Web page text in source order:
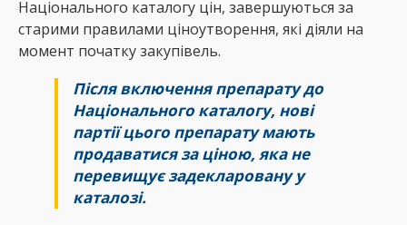
Національного каталогу цін, завершуються за
старими правилами ціноутворення, які діяли на
момент початку закупівель.
Після включення препарату до
Національного каталогу, нові
партії цього препарату мають
продаватися за ціною, яка не
перевищує задекларовану у
каталозі.